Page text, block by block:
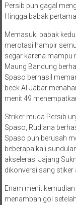
Persib pun gagal
Hingga babak
Memasuki babak
merotasi hampir
segar karena mampu
Maung Bandung
Spaso berhasil
beck Al-Jabar
menit 49
Striker muda Persib
Spaso, Rudiana
Spaso pun berusah
beberapa kali
akselerasi Jajang
dikonversi sang stiker
Enam menit
menambah gol